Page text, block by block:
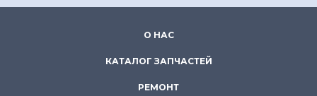
О НАС
КАТАЛОГ ЗАПЧАСТЕЙ
РЕМОНТ